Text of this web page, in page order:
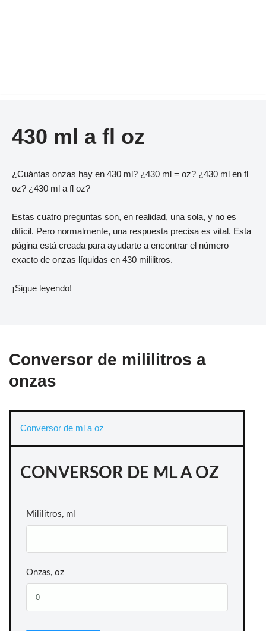
430 ml a fl oz
¿Cuántas onzas hay en 430 ml? ¿430 ml = oz? ¿430 ml en fl
oz? ¿430 ml a fl oz?
Estas cuatro preguntas son, en realidad, una sola, y no es
difícil. Pero normalmente, una respuesta precisa es vital. Esta
página está creada para ayudarte a encontrar el número
exacto de onzas líquidas en 430 mililitros.
¡Sigue leyendo!
Conversor de mililitros a
onzas
Conversor de ml a oz
CONVERSOR DE ML A OZ
Mililitros, ml
Onzas, oz